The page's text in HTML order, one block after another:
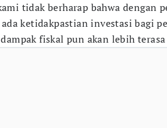
tidak berharap bahwa dengan
ketidakpastian investasi bagi
fiskal pun akan lebih